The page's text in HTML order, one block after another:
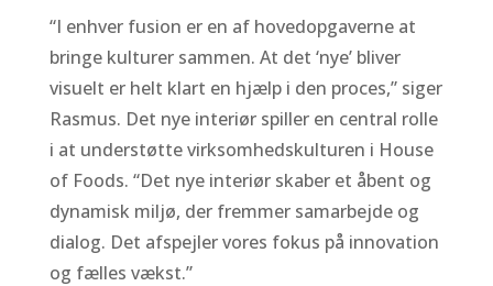
“I enhver fusion er en af hovedopgaverne at
bringe kulturer sammen. At det ‘nye’ bliver
visuelt er helt klart en hjælp i den proces,” siger
Rasmus. Det nye interiør spiller en central rolle
i at understøtte virksomhedskulturen i House
of Foods. “Det nye interiør skaber et åbent og
dynamisk miljø, der fremmer samarbejde og
dialog. Det afspejler vores fokus på innovation
og fælles vækst.”